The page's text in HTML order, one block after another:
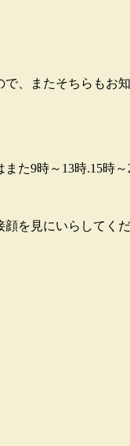
、またそちらもお
た9時～13時.15時
を見にいらしてく